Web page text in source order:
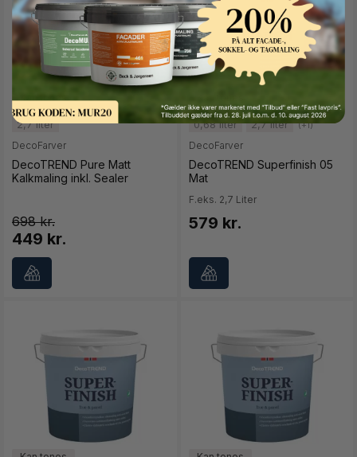
2,7 liter
DecoFarver
DecoTREND Pure Matt
Kalkmaling inkl. Sealer
698
449 kr.
0,68 liter 2,7 liter (+1)
DecoFarver
DecoTREND Superfinish 05
Mat
F.eks. 2,7 Liter
579 kr.
Button Text